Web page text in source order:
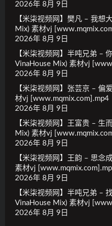
2026年 8月 9日
【米柒视频网】樊凡 – 我想
Mix) 素材vj
2026年 8月 9日
【米柒视频网】半吨兄弟 –
VinaHouse Mix) 素材vj
2026年 8月 9日
【米柒视频网】张芸京 – 偏
材vj [www.mqmix.com].mp4
2026年 8月 9日
【米柒视频网】王富贵 – 生
Mix) 素材vj
2026年 8月 9日
【米柒视频网】王韵 – 思念
素材vj
2026年 8月 9日
【米柒视频网】半吨兄弟 –
VinaHouse Mix) 素材vj
2026年 8月 9日